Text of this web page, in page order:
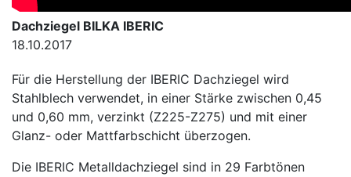
Dachziegel BILKA IBERIC
18.10.2017
Für die Herstellung der IBERIC Dachziegel wird
Stahlblech verwendet, in einer Stärke zwischen 0,45
und 0,60 mm, verzinkt (Z225-Z275) und mit einer
Glanz- oder Mattfarbschicht überzogen.
Die IBERIC Metalldachziegel sind in 29 Farbtönen